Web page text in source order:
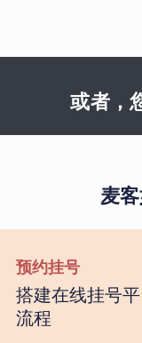
或者，
麦
预约挂号
搭建在线挂号
流程